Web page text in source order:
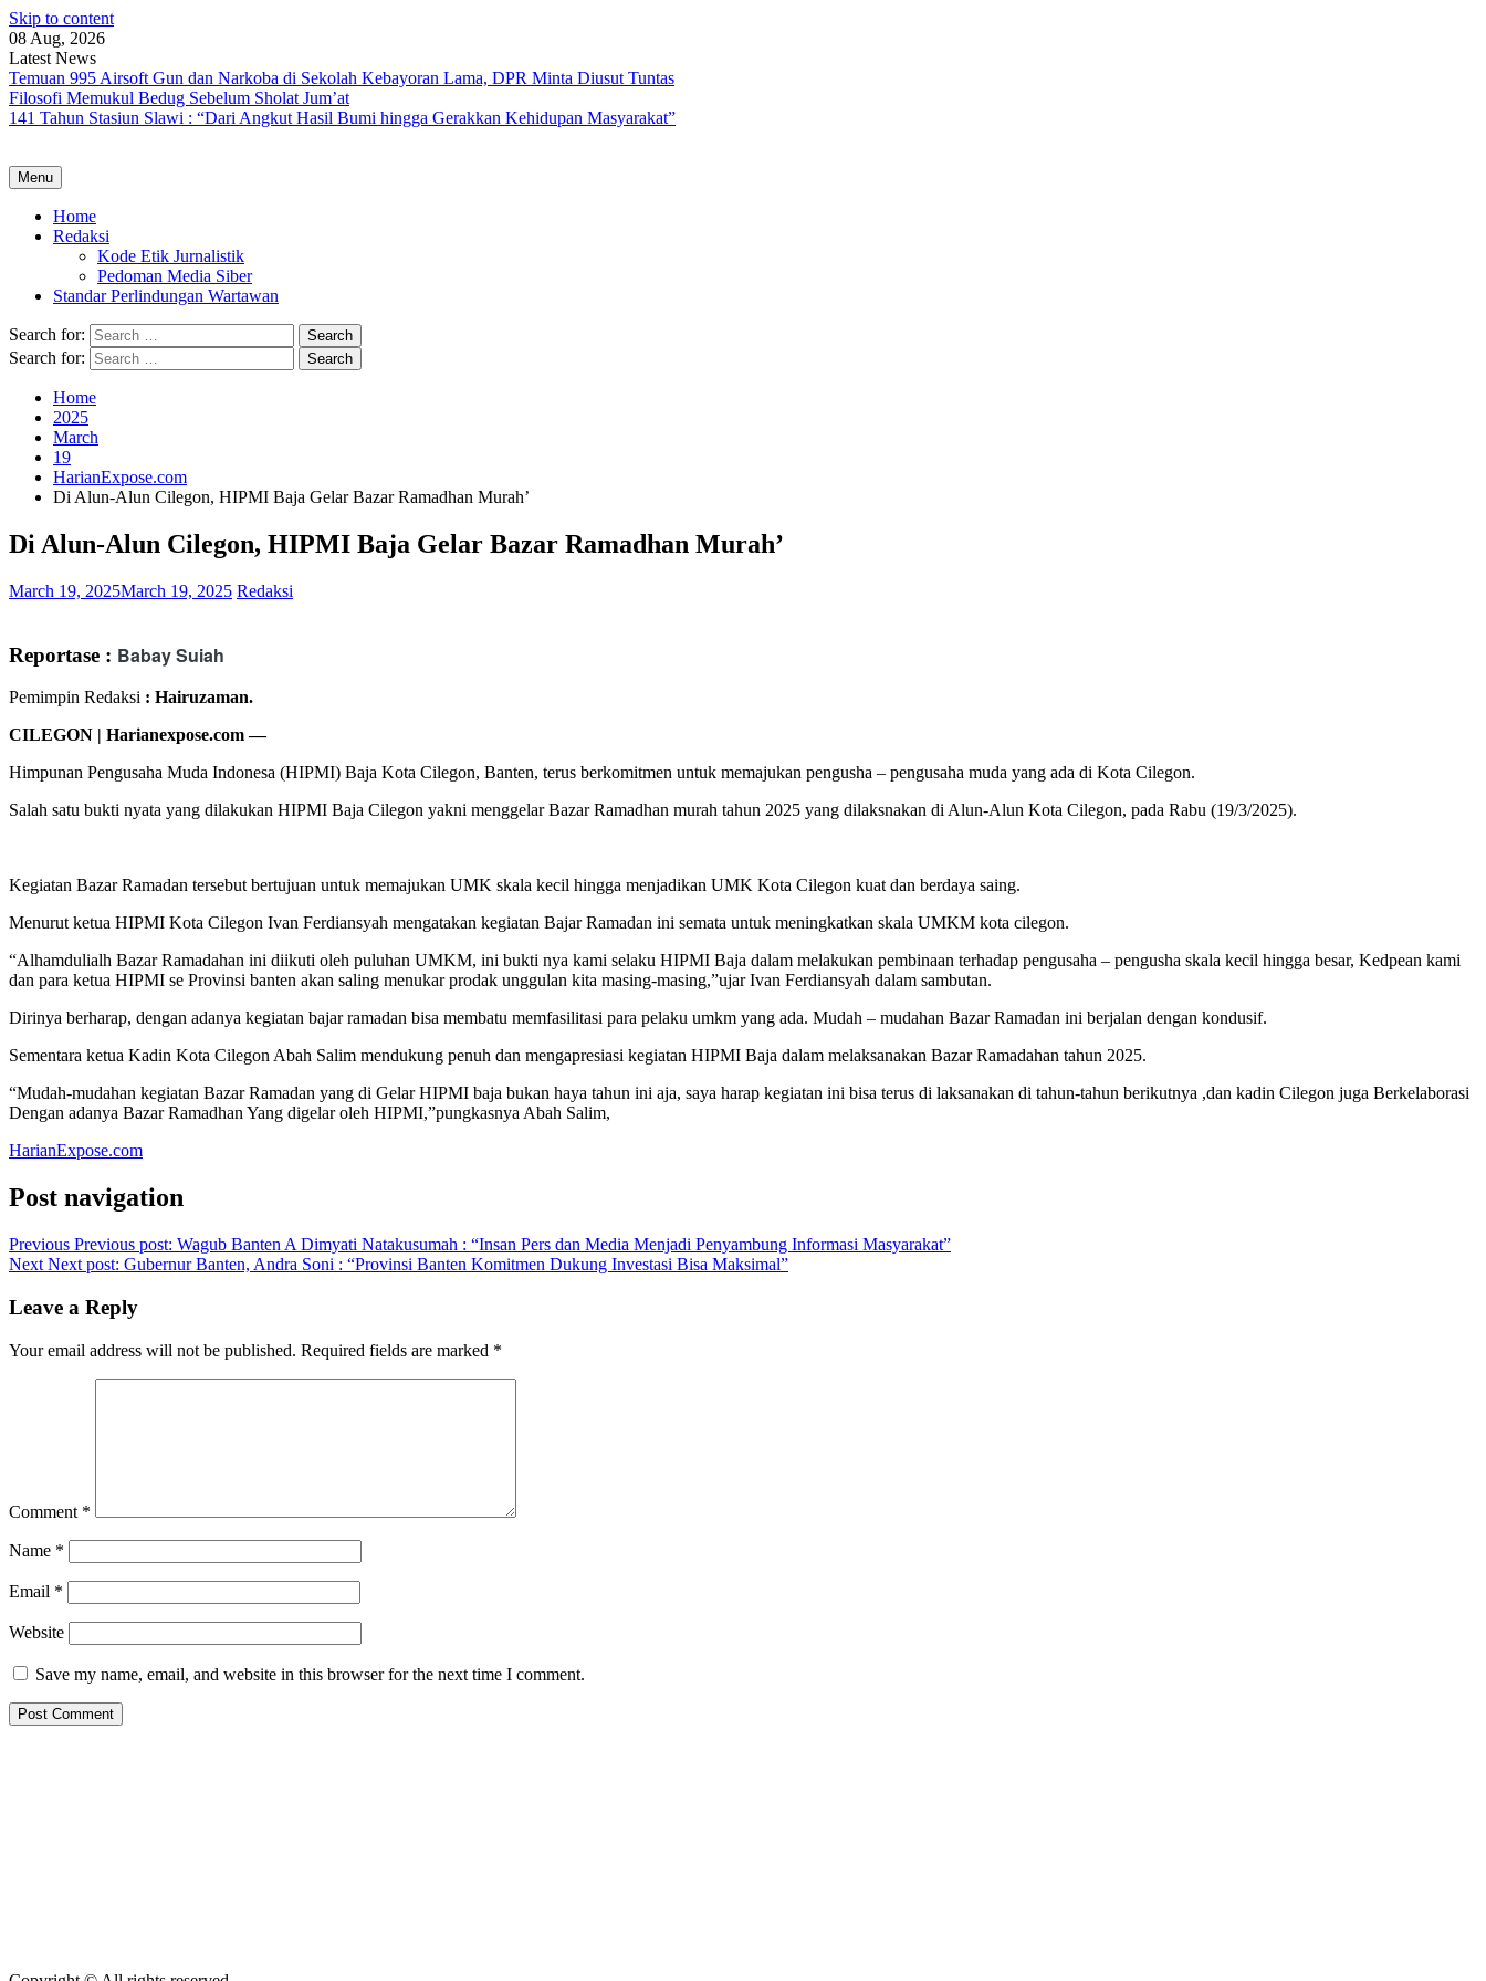
Skip to content
08 Aug, 2026
Latest News
Temuan 995 Airsoft Gun dan Narkoba di Sekolah Kebayoran Lama, DPR Minta Diusut Tuntas
Filosofi Memukul Bedug Sebelum Sholat Jum’at
141 Tahun Stasiun Slawi : “Dari Angkut Hasil Bumi hingga Gerakkan Kehidupan Masyarakat”
Menu
Home
Redaksi
Kode Etik Jurnalistik
Pedoman Media Siber
Standar Perlindungan Wartawan
Search for:
Search for:
Home
2025
March
19
HarianExpose.com
Di Alun-Alun Cilegon, HIPMI Baja Gelar Bazar Ramadhan Murah’
Di Alun-Alun Cilegon, HIPMI Baja Gelar Bazar Ramadhan Murah’
March 19, 2025March 19, 2025 Redaksi
Reportase : Babay Suiah
Pemimpin Redaksi : Hairuzaman.
CILEGON | Harianexpose.com —
Himpunan Pengusaha Muda Indonesa (HIPMI) Baja Kota Cilegon, Banten, terus berkomitmen untuk memajukan pengusha – pengusaha muda yang ada di Kota Cilegon.
Salah satu bukti nyata yang dilakukan HIPMI Baja Cilegon yakni menggelar Bazar Ramadhan murah tahun 2025 yang dilaksnakan di Alun-Alun Kota Cilegon, pada Rabu (19/3/2025).
Kegiatan Bazar Ramadan tersebut bertujuan untuk memajukan UMK skala kecil hingga menjadikan UMK Kota Cilegon kuat dan berdaya saing.
Menurut ketua HIPMI Kota Cilegon Ivan Ferdiansyah mengatakan kegiatan Bajar Ramadan ini semata untuk meningkatkan skala UMKM kota cilegon.
“Alhamdulialh Bazar Ramadahan ini diikuti oleh puluhan UMKM, ini bukti nya kami selaku HIPMI Baja dalam melakukan pembinaan terhadap pengusaha – pengusha skala kecil hingga besar, Kedpean kami
dan para ketua HIPMI se Provinsi banten akan saling menukar prodak unggulan kita masing-masing,”ujar Ivan Ferdiansyah dalam sambutan.
Dirinya berharap, dengan adanya kegiatan bajar ramadan bisa membatu memfasilitasi para pelaku umkm yang ada. Mudah – mudahan Bazar Ramadan ini berjalan dengan kondusif.
Sementara ketua Kadin Kota Cilegon Abah Salim mendukung penuh dan mengapresiasi kegiatan HIPMI Baja dalam melaksanakan Bazar Ramadahan tahun 2025.
“Mudah-mudahan kegiatan Bazar Ramadan yang di Gelar HIPMI baja bukan haya tahun ini aja, saya harap kegiatan ini bisa terus di laksanakan di tahun-tahun berikutnya ,dan kadin Cilegon juga Berkelaborasi
Dengan adanya Bazar Ramadhan Yang digelar oleh HIPMI,”pungkasnya Abah Salim,
HarianExpose.com
Post navigation
Previous Previous post: Wagub Banten A Dimyati Natakusumah : “Insan Pers dan Media Menjadi Penyambung Informasi Masyarakat”
Next Next post: Gubernur Banten, Andra Soni : “Provinsi Banten Komitmen Dukung Investasi Bisa Maksimal”
Leave a Reply
Your email address will not be published. Required fields are marked *
Comment *
Name *
Email *
Website
Save my name, email, and website in this browser for the next time I comment.